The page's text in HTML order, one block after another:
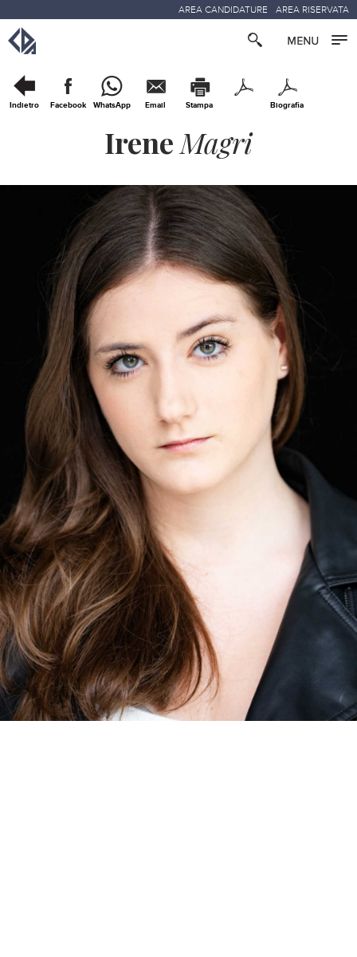
AREA CANDIDATURE AREA RISERVATA
Indietro Facebook WhatsApp Email Stampa Biografia
Irene Magri